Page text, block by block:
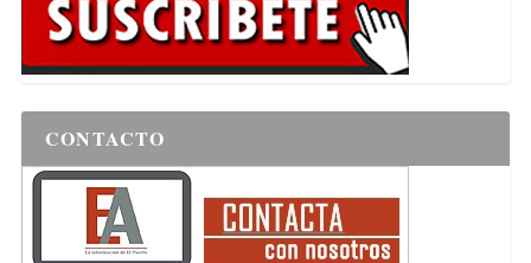
CONTACTO